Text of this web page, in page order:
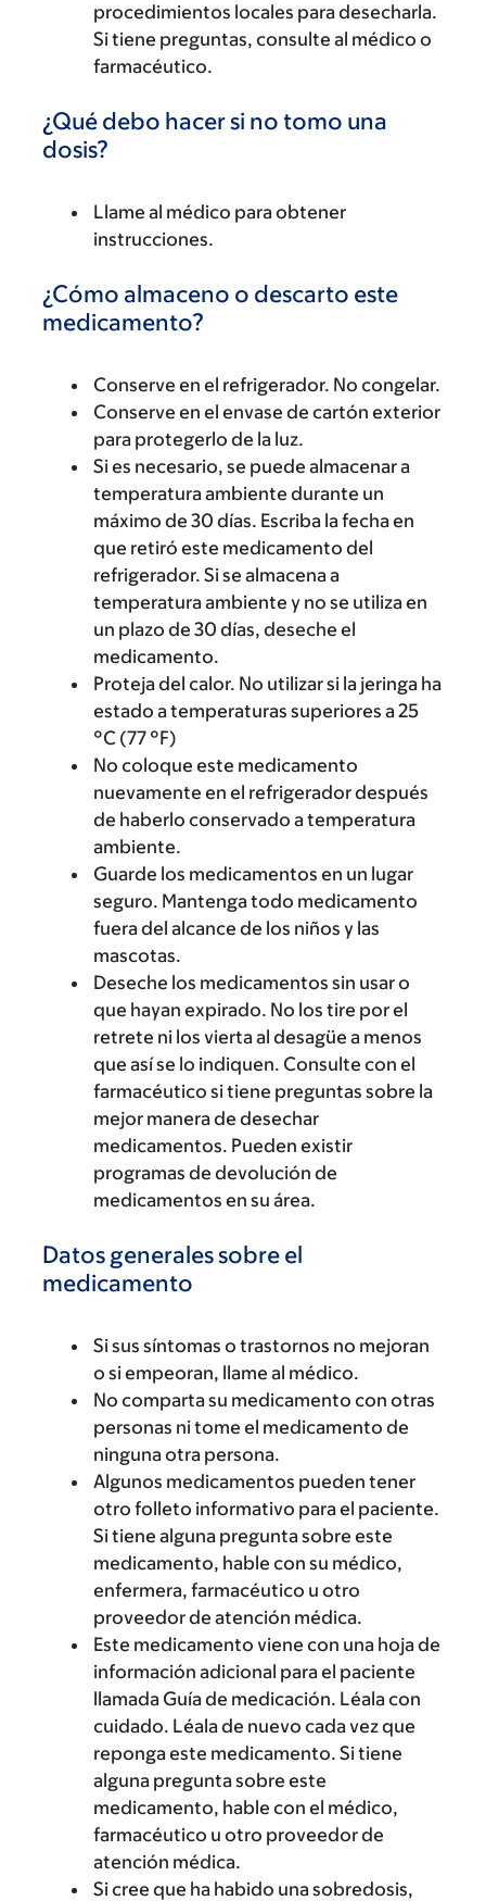
procedimientos locales para desecharla.
Si tiene preguntas, consulte al médico o
farmacéutico.
¿Qué debo hacer si no tomo una
dosis?
Llame al médico para obtener
instrucciones.
¿Cómo almaceno o descarto este
medicamento?
Conserve en el refrigerador. No congelar.
Conserve en el envase de cartón exterior
para protegerlo de la luz.
Si es necesario, se puede almacenar a
temperatura ambiente durante un
máximo de 30 días. Escriba la fecha en
que retiró este medicamento del
refrigerador. Si se almacena a
temperatura ambiente y no se utiliza en
un plazo de 30 días, deseche el
medicamento.
Proteja del calor. No utilizar si la jeringa ha
estado a temperaturas superiores a 25
°C (77 °F)
No coloque este medicamento
nuevamente en el refrigerador después
de haberlo conservado a temperatura
ambiente.
Guarde los medicamentos en un lugar
seguro. Mantenga todo medicamento
fuera del alcance de los niños y las
mascotas.
Deseche los medicamentos sin usar o
que hayan expirado. No los tire por el
retrete ni los vierta al desagüe a menos
que así se lo indiquen. Consulte con el
farmacéutico si tiene preguntas sobre la
mejor manera de desechar
medicamentos. Pueden existir
programas de devolución de
medicamentos en su área.
Datos generales sobre el
medicamento
Si sus síntomas o trastornos no mejoran
o si empeoran, llame al médico.
No comparta su medicamento con otras
personas ni tome el medicamento de
ninguna otra persona.
Algunos medicamentos pueden tener
otro folleto informativo para el paciente.
Si tiene alguna pregunta sobre este
medicamento, hable con su médico,
enfermera, farmacéutico u otro
proveedor de atención médica.
Este medicamento viene con una hoja de
información adicional para el paciente
llamada Guía de medicación. Léala con
cuidado. Léala de nuevo cada vez que
reponga este medicamento. Si tiene
alguna pregunta sobre este
medicamento, hable con el médico,
farmacéutico u otro proveedor de
atención médica.
Si cree que ha habido una sobredosis,